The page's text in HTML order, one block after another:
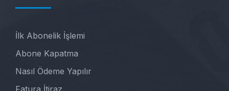
İlk Abonelik İşlemi
Abone Kapatma
Nasıl Ödeme Yapılır